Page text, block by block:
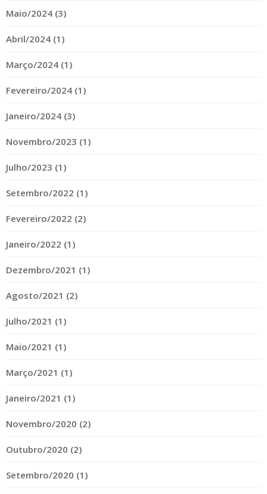
Maio/2024 (3)
Abril/2024 (1)
Março/2024 (1)
Fevereiro/2024 (1)
Janeiro/2024 (3)
Novembro/2023 (1)
Julho/2023 (1)
Setembro/2022 (1)
Fevereiro/2022 (2)
Janeiro/2022 (1)
Dezembro/2021 (1)
Agosto/2021 (2)
Julho/2021 (1)
Maio/2021 (1)
Março/2021 (1)
Janeiro/2021 (1)
Novembro/2020 (2)
Outubro/2020 (2)
Setembro/2020 (1)